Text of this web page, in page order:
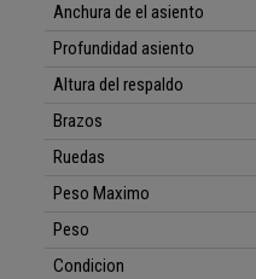
Anchura de el asiento
Profundidad asiento
Altura del respaldo
Brazos
Ruedas
Peso Maximo
Peso
Condicion